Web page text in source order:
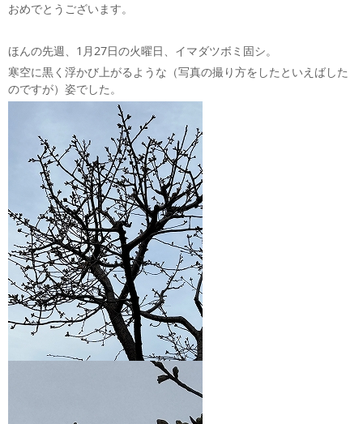
おめでとうございます。
ほんの先週、1月27日の火曜日、イマダツボミ固シ。
寒空に黒く浮かび上がるような（写真の撮り方をしたといえばした
のですが）姿でした。